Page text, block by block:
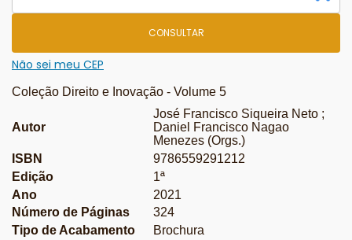
CONSULTAR
Não sei meu CEP
Coleção Direito e Inovação - Volume 5
Autor
José Francisco Siqueira Neto ;
Daniel Francisco Nagao
Menezes (Orgs.)
ISBN
9786559291212
Edição
1ª
Ano
2021
Número de Páginas
324
Tipo de Acabamento
Brochura